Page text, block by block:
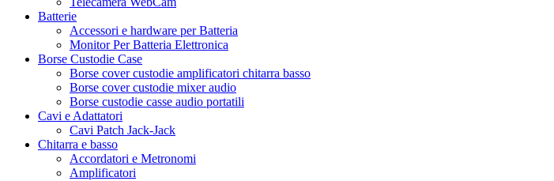
Batterie
Accessori e hardware per Batteria
Monitor Per Batteria Elettronica
Borse Custodie Case
Borse cover custodie amplificatori chitarra basso
Borse cover custodie mixer audio
Borse custodie casse audio portatili
Cavi e Adattatori
Cavi Patch Jack-Jack
Chitarra e basso
Accordatori e Metronomi
Amplificatori